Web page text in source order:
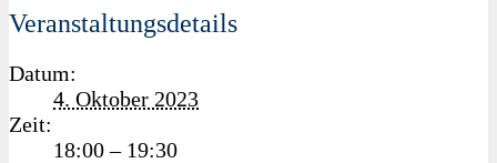
Veranstaltungsdetails
Datum:
4. Oktober 2023
Zeit:
18:00 – 19:30